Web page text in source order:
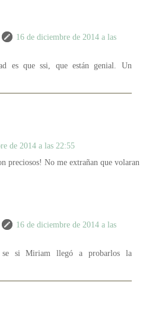
16 de diciembre de 2014 a las
es que ssi, que están genial. Un
de 2014 a las 22:55
preciosos! No me extrañan que volaran
16 de diciembre de 2014 a las
se si Miriam llegó a probarlos la